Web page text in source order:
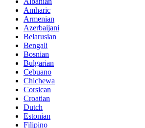
Amharic
Armenian
Azerbaijani
Belarusian
Bengali
Bosnian
Bulgarian
Cebuano
Chichewa
Corsican
Croatian
Dutch
Estonian
Filipino